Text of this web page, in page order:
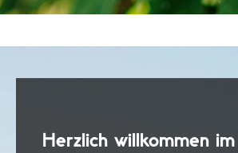
Herzlich willkommen